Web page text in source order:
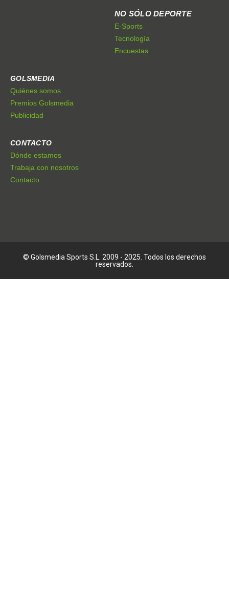
NO SÓLO DEPORTE
E-Sports
Tecnología
Encuestas
GOLSMEDIA
Quiénes somos
Premios Golsmedia
Publicidad
CONTACTO
Dónde estamos
Trabaja con nosotros
Contacto
© Golsmedia Sports S.L. 2009 - 2025. Todos los derechos
reservados.